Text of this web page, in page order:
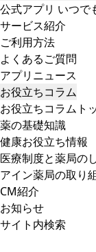
公式アプリ いつで
サービス紹介
ご利用方法
よくあるご質問
アプリニュース
お役立ちコラム
お役立ちコラムト
薬の基礎知識
健康お役立ち情報
医療制度と薬局の
アイン薬局の取り
CM紹介
お知らせ
サイト内検索